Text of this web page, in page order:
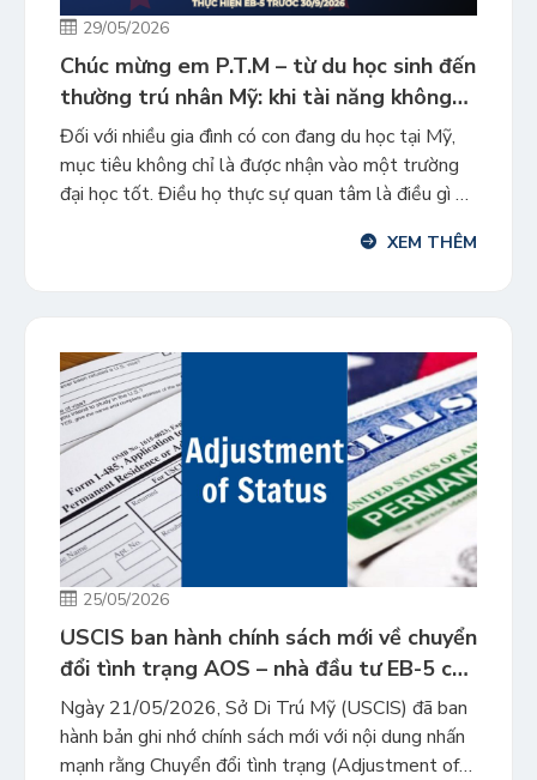
29/05/2026
Chúc mừng em P.T.M – từ du học sinh đến
thường trú nhân Mỹ: khi tài năng không
còn bị giới hạn bởi visa
Đối với nhiều gia đình có con đang du học tại Mỹ,
mục tiêu không chỉ là được nhận vào một trường
đại học tốt. Điều họ thực sự quan tâm là điều gì sẽ
XEM THÊM
25/05/2026
USCIS ban hành chính sách mới về chuyển
đổi tình trạng AOS – nhà đầu tư EB-5 cần
lưu ý gì?
Ngày 21/05/2026, Sở Di Trú Mỹ (USCIS) đã ban
hành bản ghi nhớ chính sách mới với nội dung nhấn
mạnh rằng Chuyển đổi tình trạng (Adjustment of